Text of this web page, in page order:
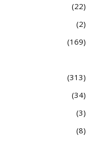
22
2
169
313
34
3
8